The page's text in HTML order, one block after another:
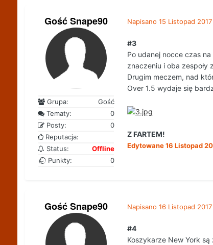
Gość Snape90
Grupa:
Gość
Tematy:
0
Posty:
0
Reputacja:
Status:
Offline
Punkty:
0
Napisano 15 Listopad 2017
#3
Po udanej nocce czas
znaczeniu i oba
Drugim meczem, nad
Over 1.5 wydaje się
Z FARTEM!
Edytowane16 Listopad
Gość Snape90 Napisano 16 Listopad 2017
#4
Koszykarze New York